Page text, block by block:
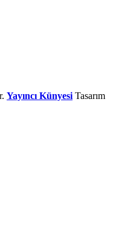
Yayıncı Künyesi Tasarım